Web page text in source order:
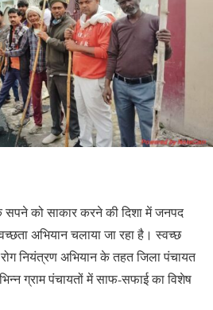
सपने को साकार करने की दिशा में जनपद
अभियान चलाया जा रहा है। स्वच्छ
नियंत्रण अभियान के तहत जिला पंचायत
ग्राम पंचायतों में साफ-सफाई का विशेष